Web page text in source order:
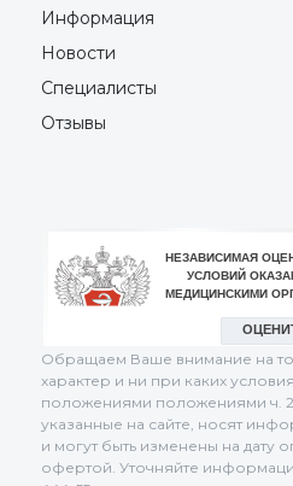
Информация
Новости
Специалисты
Отзывы
Обращаем Ваше внимание на
характер и ни при каких
положениями положениями ч. 2
указанные на сайте, носят
и могут быть изменены на
офертой. Уточняйте